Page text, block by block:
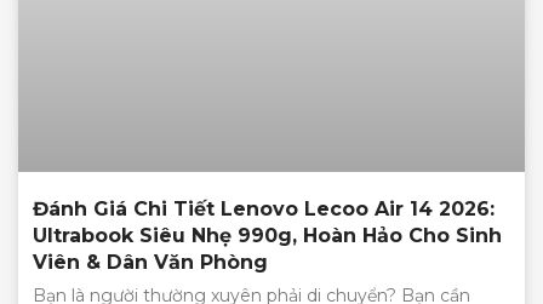
Đánh Giá Chi Tiết Lenovo Lecoo Air 14 2026:
Ultrabook Siêu Nhẹ 990g, Hoàn Hảo Cho Sinh
Viên & Dân Văn Phòng
Bạn là người thường xuyên phải di chuyển? Bạn cần